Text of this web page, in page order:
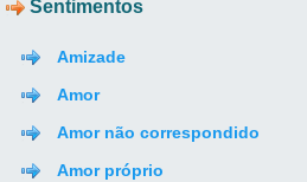
Sentimentos
Amizade
Amor
Amor não correspondido
Amor próprio